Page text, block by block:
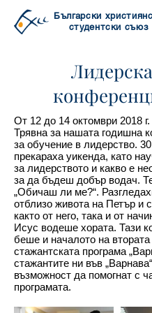
Български
студентски съюз
Лидерска
От 12 до 14 октомври 2018
Трявна за нашата годишна
за обучение в лидерство.
прекараха уикенда, като
за лидерството и какво е
за да бъдеш добър водач.
„Обичаш ли ме?“.
отблизо живота на Петър и
както от него, така и от
Исус водеше хората. Тази
беше и началото на втората
стажантската програма
стажантите ни във
възможност да помогнат с
програмата.